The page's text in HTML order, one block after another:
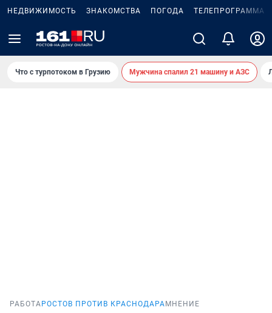
НЕДВИЖИМОСТЬ ЗНАКОМСТВА ПОГОДА ТЕЛЕПРОГРАММА
Что с турпотоком в Грузию Мужчина спалил 21 машину и АЗС
РАБОТА РОСТОВ ПРОТИВ КРАСНОДАРА МНЕНИЕ